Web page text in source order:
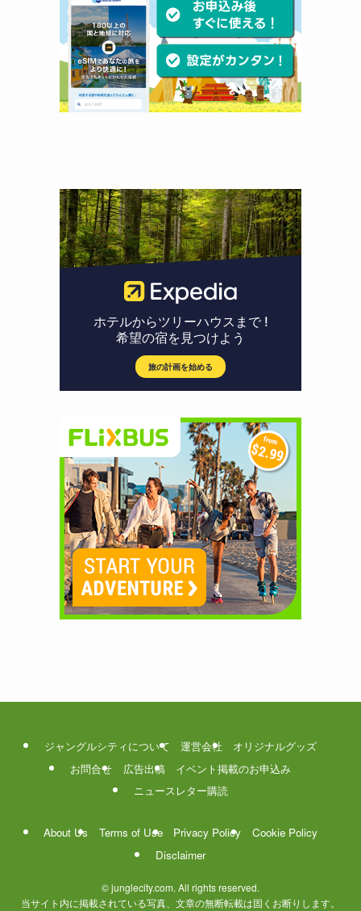
ジャングルシティについて 運営会社
オリジナルグッズ
お問合せ
広告出稿
イベント掲載のお申込み
ニュースレター購読
About Us Terms of Use Privacy Policy
Cookie Policy
Disclaimer
©junglecity.com. All rights reserved.
当サイト内に掲載されている写真、文章の無断転載は固くお断りします。